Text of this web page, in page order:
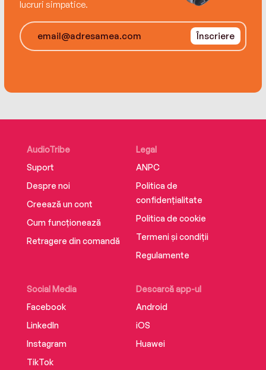
lucruri simpatice.
Înscriere
AudioTribe
Suport
Despre noi
Creează un cont
Cum funcționează
Retragere din comandă
Social Media
Facebook
LinkedIn
Instagram
TikTok
Descarcă app-ul
Android
iOS
Huawei
Legal
ANPC
Politica de
confidențialitate
Politica de cookie
Termeni și condiții
Regulamente